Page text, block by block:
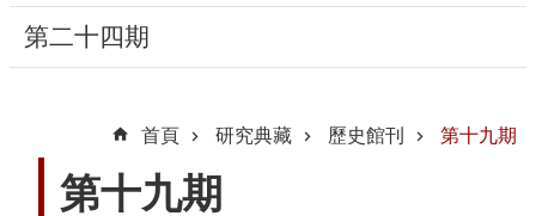
開
第二十四期
首頁 研究典藏 歷史館刊 第十九期
第十九期